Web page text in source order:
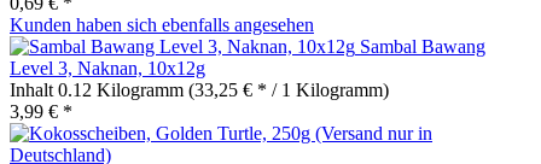
Kunden haben sich ebenfalls angesehen
Sambal Bawang
Level 3, Naknan, 10x12g
Inhalt 0.12 Kilogramm (33,25 € * / 1 Kilogramm)
3,99 € *